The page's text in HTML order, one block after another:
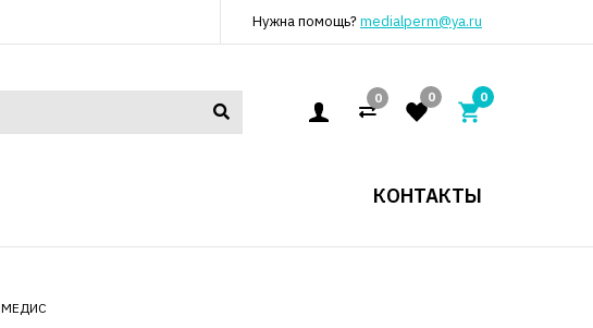
Нужна помощь?medialperm@ya.ru
0 0 0
КОНТАКТЫ
МЕДИС